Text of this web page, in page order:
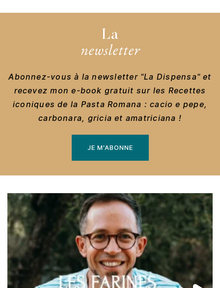
La
newsletter
Abonnez-vous à la newsletter "La Dispensa" et
recevez mon e-book gratuit sur les Recettes
iconiques de la Pasta Romana : cacio e pepe,
carbonara, gricia et amatriciana !
JE M'ABONNE